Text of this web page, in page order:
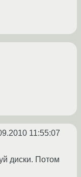
11:55:07
диски. Потом